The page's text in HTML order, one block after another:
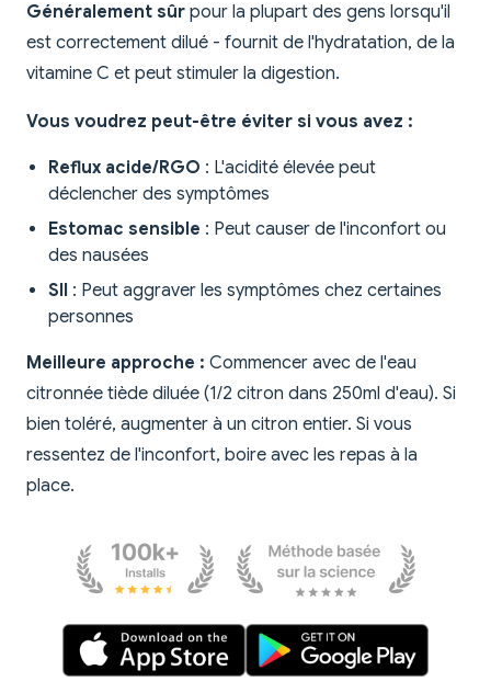
Généralement sûr pour la plupart des gens lorsqu'il
est correctement dilué - fournit de l'hydratation, de la
vitamine C et peut stimuler la digestion.
Vous voudrez peut-être éviter si vous avez :
Reflux acide/RGO : L'acidité élevée peut
déclencher des symptômes
Estomac sensible : Peut causer de l'inconfort ou
des nausées
SII : Peut aggraver les symptômes chez certaines
personnes
Meilleure approche : Commencer avec de l'eau
citronnée tiède diluée (1/2 citron dans 250ml d'eau). Si
bien toléré, augmenter à un citron entier. Si vous
ressentez de l'inconfort, boire avec les repas à la
place.